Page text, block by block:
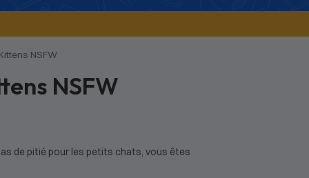
NSFW
NSFW
de pitié pour les petits chats, vous êtes